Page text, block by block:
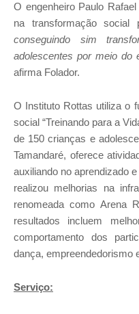
O engenheiro Paulo
na transformação
conseguindo sim
adolescentes por meio do
afirma Folador.
O Instituto Rottas utiliza o
social “Treinando para a
de 150 crianças e
Tamandaré, oferece
auxiliando no aprendizado
realizou melhorias na
renomeada como Arena
resultados incluem
comportamento dos
dança, empreendedorismo
Serviço: